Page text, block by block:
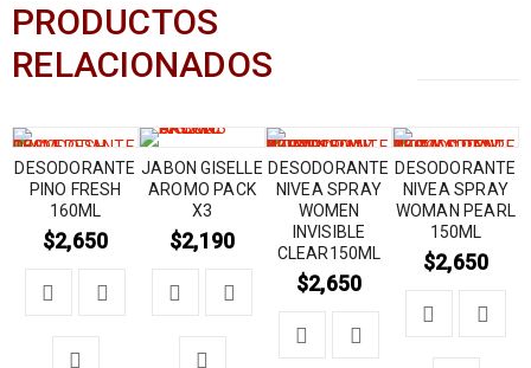
PRODUCTOS
RELACIONADOS
DESODORANTE
PINO FRESH
160ML
$2,650
JABON GISELLE
AROMO PACK
X3
$2,190
DESODORANTE
NIVEA SPRAY
WOMEN
INVISIBLE
CLEAR150ML
$2,650
DESODORANTE
NIVEA SPRAY
WOMAN PEARL
150ML
$2,650